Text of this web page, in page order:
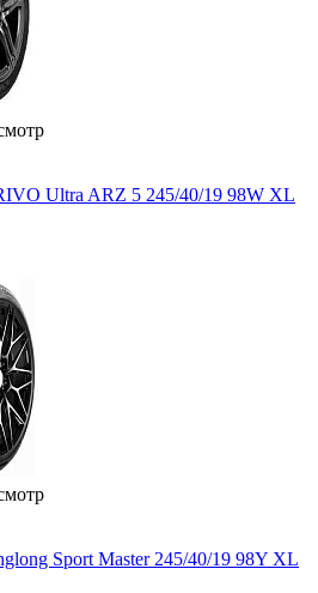
Ultra ARZ 5 245/40/19 98W XL
Sport Master 245/40/19 98Y XL